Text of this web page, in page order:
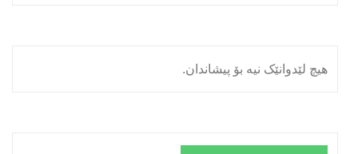
هیچ لێدوانێک نیە بۆ پیشاندان.